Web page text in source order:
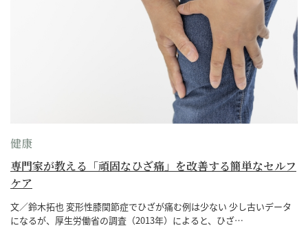
健康
専門家が教える「頑固なひざ痛」を改善する簡単なセルフ
ケア
文／鈴木拓也 変形性膝関節症でひざが痛む例は少ない 少し古いデータ
になるが、厚生労働省の調査（2013年）によると、ひざ…